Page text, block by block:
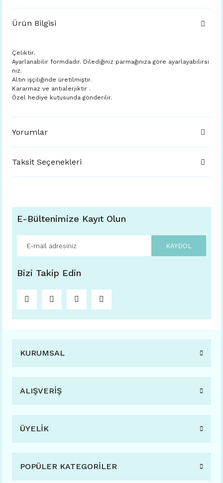
Ürün Bilgisi
Çeliktir.
Ayarlanabilir formdadır. Dilediğiniz parmağınıza göre ayarlayabilirsi
niz.
Altın işçiliğinde üretilmiştir.
Kararmaz ve antialerjiktir .
Özel hediye kutusunda gönderilir.
Yorumlar
Taksit Seçenekleri
E-Bültenimize Kayıt Olun
KAYDOL
Bizi Takip Edin
KURUMSAL
ALIŞVERİŞ
ÜYELİK
POPÜLER KATEGORİLER